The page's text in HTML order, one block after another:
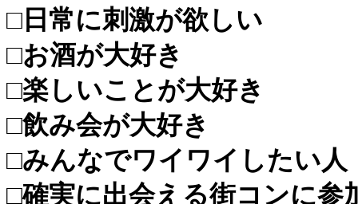
□日常に刺激が欲しい
□お酒が大好き
□楽しいことが大好き
□飲み会が大好き
□みんなでワイワイしたい人
□確実に出会える街コンに参